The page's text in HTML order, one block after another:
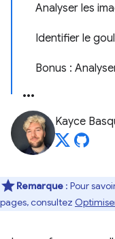
Analyser les
Identifier le
Bonus :
Kayce
Remarque : Pour
pages, consultez